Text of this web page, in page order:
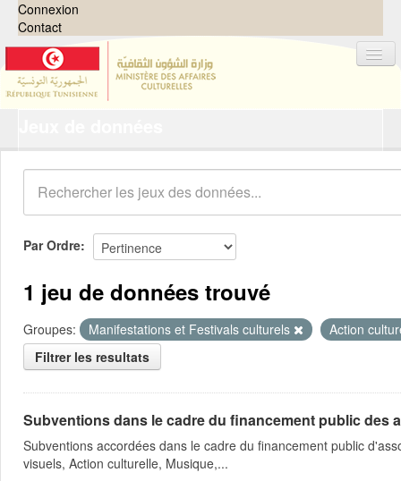
Connexion
Contact
Organisations
Groupes
Demandes 0
À propos
Par Ordre
1 jeu de données trouvé
Groupes: Manifestations et Festivals culturels
Action
Filtrer les resultats
Subventions dans le cadre du financement public des
Subventions accordées dans le cadre du financement public
visuels, Action culturelle, Musique,...